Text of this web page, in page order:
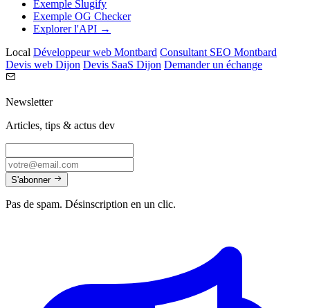
Exemple Slugify
Exemple OG Checker
Explorer l'API →
Local Développeur web Montbard Consultant SEO Montbard
Devis web Dijon Devis SaaS Dijon Demander un échange
Newsletter
Articles, tips & actus dev
S'abonner
Pas de spam. Désinscription en un clic.